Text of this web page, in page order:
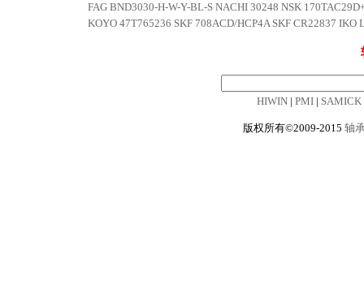
FAG BND3030-H-W-Y-BL-S NACHI 30248 NSK
KOYO 47T765236 SKF 708ACD/HCP4A SKF CR22837 IKO
HIWIN| PMI| SAMICK
版权所有©2009-2015 轴